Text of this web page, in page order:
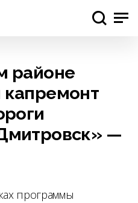
районе
—
программы